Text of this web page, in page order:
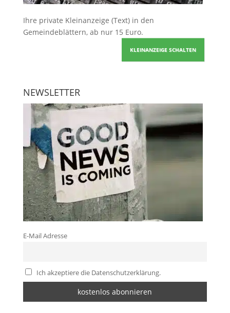
Ihre private Kleinanzeige (Text) in den
Gemeindeblättern, ab nur 15 Euro.
KLEINANZEIGE SCHALTEN
NEWSLETTER
E-Mail Adresse
Ich akzeptiere die Datenschutzerklärung.